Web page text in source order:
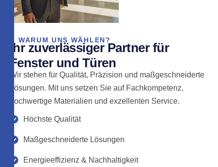
WARUM UNS WÄHLEN?
hr zuverlässiger Partner für
Fenster und Türen
Wir stehen für Qualität, Präzision und maßgeschneiderte
Lösungen. Mit uns setzen Sie auf Fachkompetenz,
hochwertige Materialien und exzellenten Service.
Höchste Qualität
Maßgeschneiderte Lösungen
Energieeffizienz & Nachhaltigkeit